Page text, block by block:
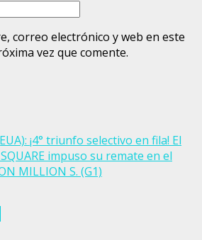
correo electrónico y web en este
vez que comente.
¡4° triunfo selectivo en fila! El
impuso su remate en el
MILLION S. (G1)